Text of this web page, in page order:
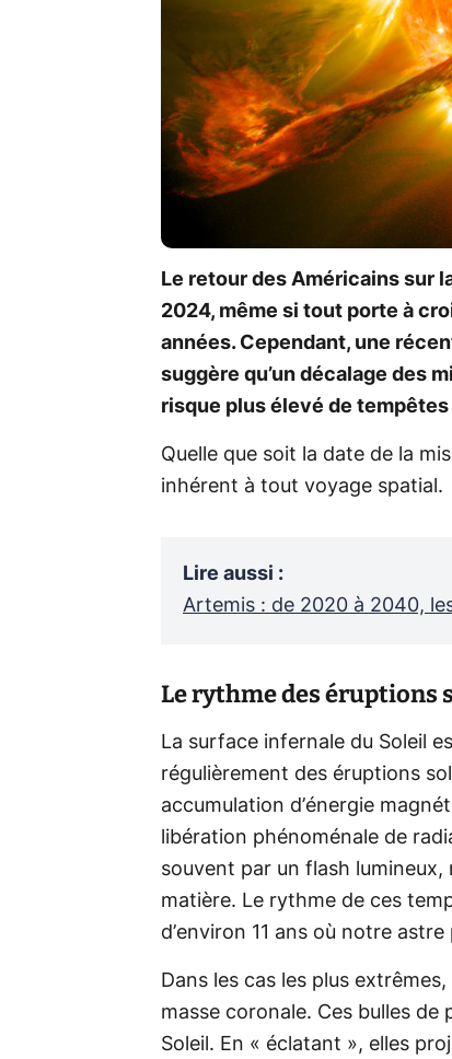
Le retour des Américains sur
2024, même si tout porte à
années. Cependant, une
suggère qu’un décalage des
risque plus élevé de
Quelle que soit la date de la
inhérent à tout voyage spatial.
Lire aussi :
Artemis : de 2020 à 2040,
Le rythme des éruptions
La surface infernale du Soleil
régulièrement des éruptions
accumulation d’énergie
libération phénoménale de
souvent par un flash lumineux,
matière. Le rythme de ces
d’environ 11 ans où notre
Dans les cas les plus
masse coronale. Ces bulles de
Soleil. En « éclatant », elles